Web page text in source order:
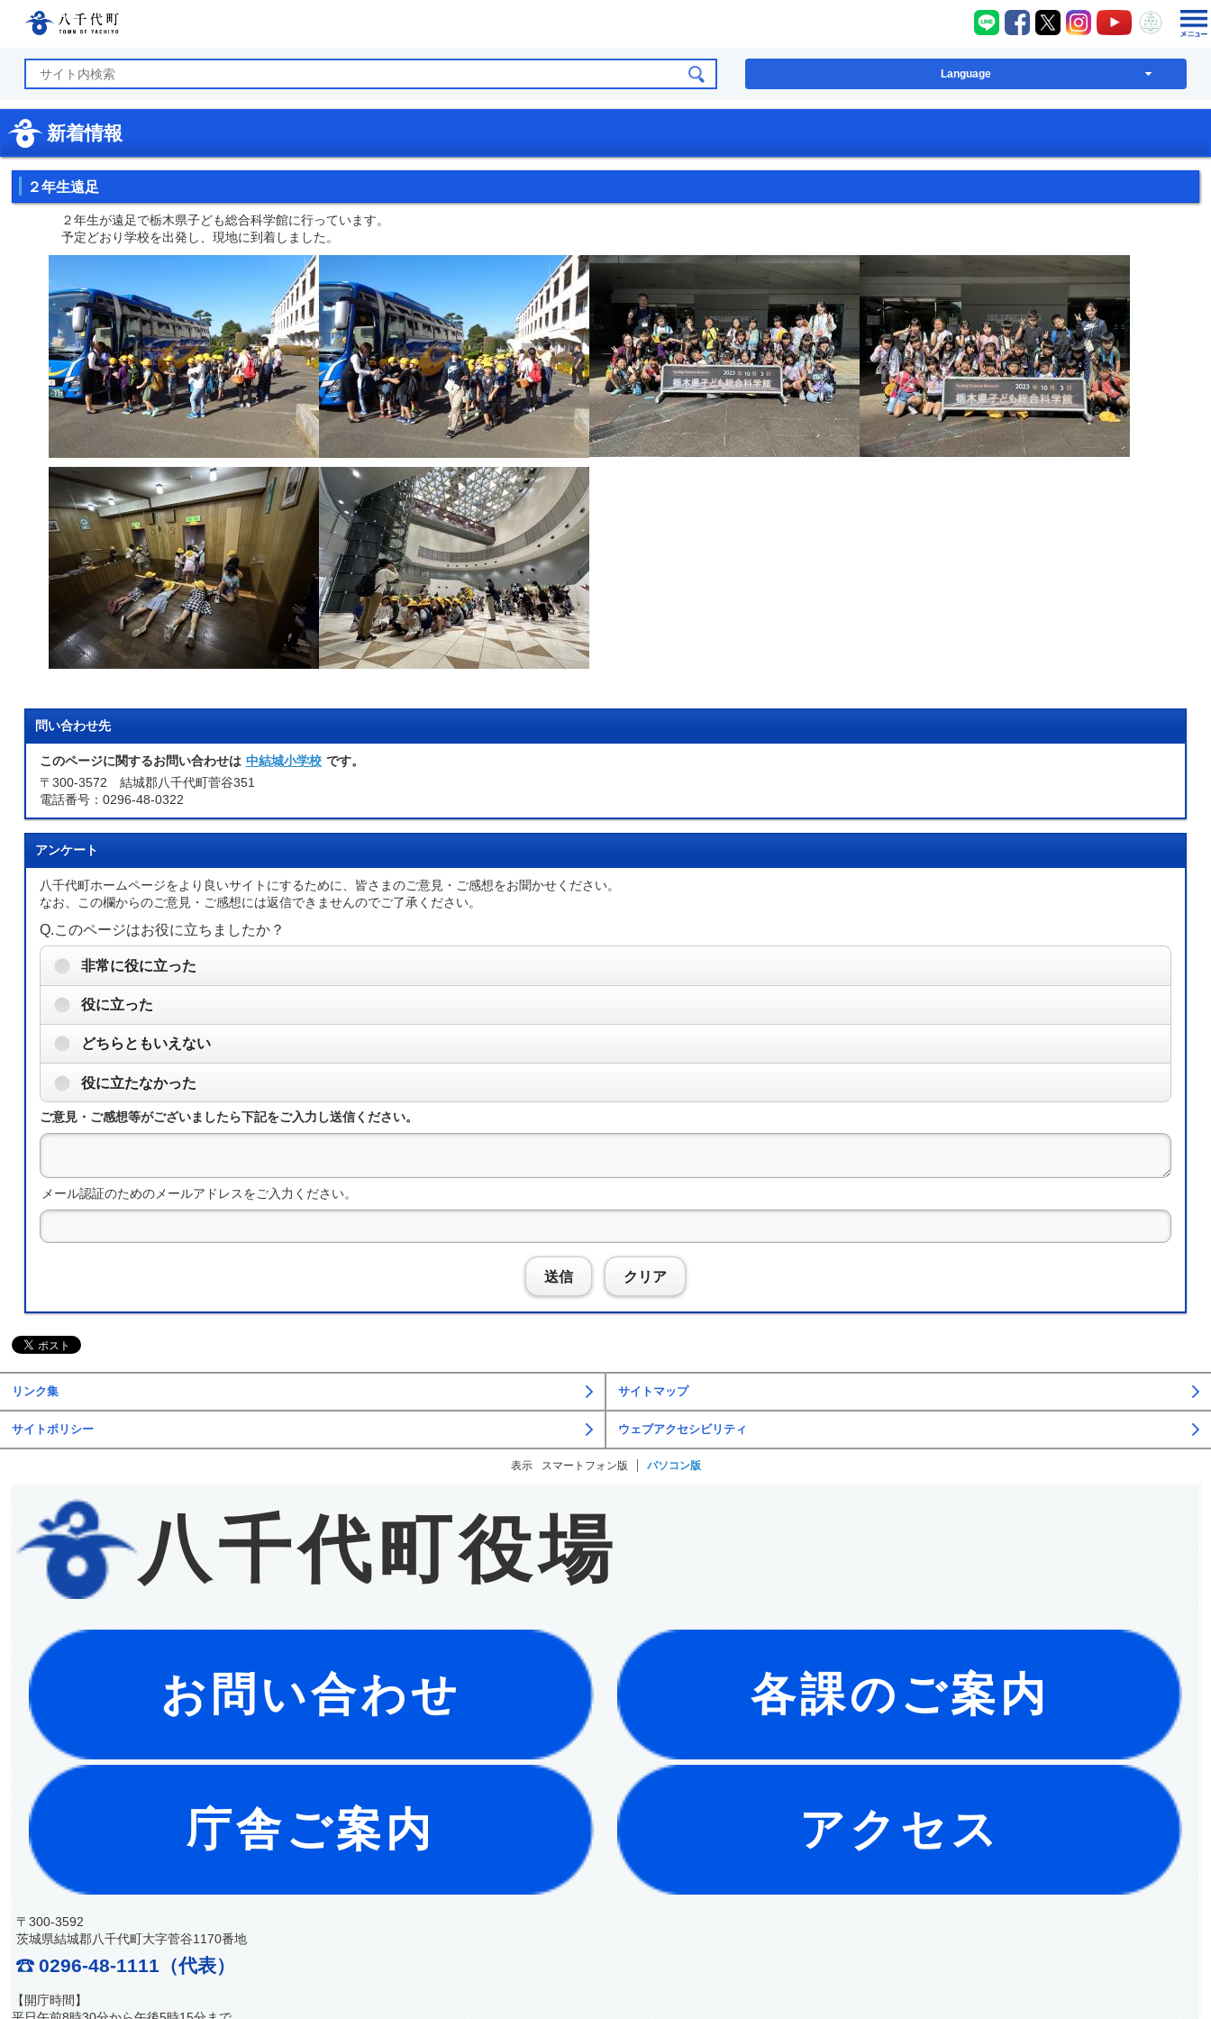
八千代町LINE
八千代町Facebook
八千代町X八千代町Instagram
八千代町八千代
Language
新着情報
２年生遠足
２年生が遠足で栃木県子ども総合科学館に行っています。
予定どおり学校を出発し、現地に到着しました。
問い合わせ先
このページに関するお問い合わせは 中結城小学校 です。
〒300-3572 結城郡八千代町菅谷351
電話番号：0296-48-0322
アンケート
八千代町ホームページをより良いサイトにするために、皆さまのご意見・ご感想をお聞かせください。
なお、この欄からのご意見・ご感想には返信できませんのでご了承ください。
Q.このページはお役に立ちましたか？
非常に役に立った
役に立った
どちらともいえない
役に立たなかった
ご意見・ご感想等がございましたら下記をご入力し送信ください。
メール認証のためのメールアドレスをご入力ください。
送信 クリア
リンク集 サイトマップ
サイトポリシー ウェブアクセシビリティ
表示 スマートフォン版 パソコン版
八千代町役場
お問い合わせ 各課のご案内
庁舎ご案内 アクセス
〒300-3592
茨城県結城郡八千代町大字菅谷1170番地
0296-48-1111（代表）
【開庁時間】